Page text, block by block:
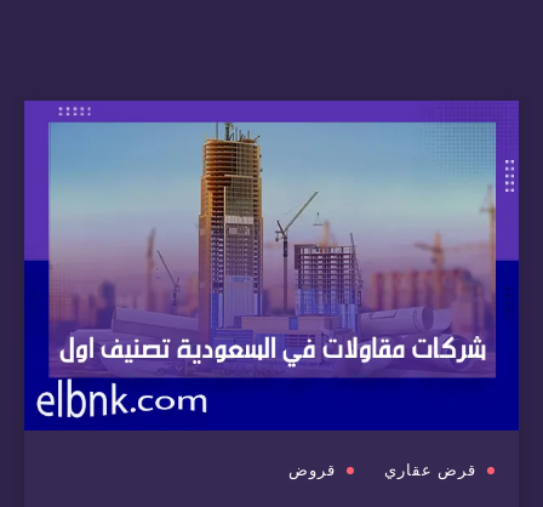
قرض عقاري قروض